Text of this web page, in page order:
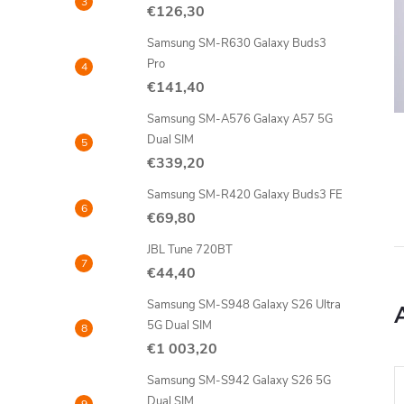
ý
p
n
e
l
€126,30
Samsung SM-R630 Galaxy Buds3
Pro
€141,40
Samsung SM-A576 Galaxy A57 5G
Dual SIM
€339,20
Samsung SM-R420 Galaxy Buds3 FE
€69,80
JBL Tune 720BT
€44,40
Samsung SM-S948 Galaxy S26 Ultra
5G Dual SIM
€1 003,20
Samsung SM-S942 Galaxy S26 5G
j
Akcia